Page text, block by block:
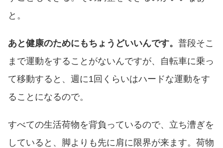
と。
あと健康のためにもちょうどいいんです。 普段そこ
まで運動をすることがないんですが、自転車に乗っ
て移動すると、週に1回くらいはハードな運動をす
ることになるので。
すべての生活荷物を背負っているので、立ち漕ぎを
していると、脚よりも先に肩に限界が来ます。荷物